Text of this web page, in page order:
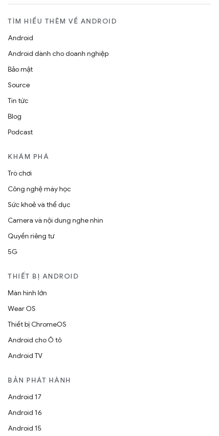
TÌM HIỂU THÊM VỀ ANDROID
Android
Android dành cho doanh nghiệp
Bảo mật
Source
Tin tức
Blog
Podcast
KHÁM PHÁ
Trò chơi
Công nghệ máy học
Sức khoẻ và thể dục
Camera và nội dung nghe nhìn
Quyền riêng tư
5G
THIẾT BỊ ANDROID
Màn hình lớn
Wear OS
Thiết bị ChromeOS
Android cho Ô tô
Android TV
BẢN PHÁT HÀNH
Android 17
Android 16
Android 15